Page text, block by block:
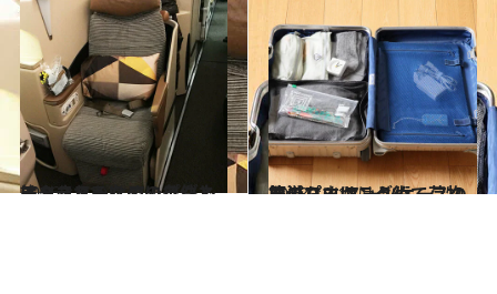
2016.1.11
エコノミーなのにビジネスクラスへ!? アップグレードされるための条件とは？
旅＆お出かけ 2018.10.18
旅のプロはこうして荷物を減らす スーツケースの簡単パッキング術
旅＆お出かけ